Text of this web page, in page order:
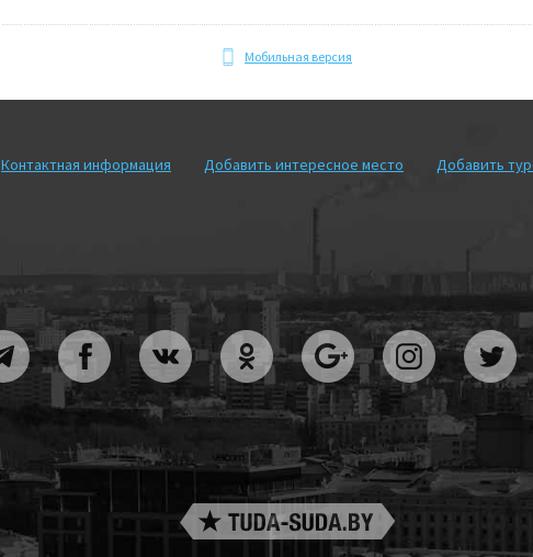
Мобильная версия
Контактная информация Добавить интересное место Добавить